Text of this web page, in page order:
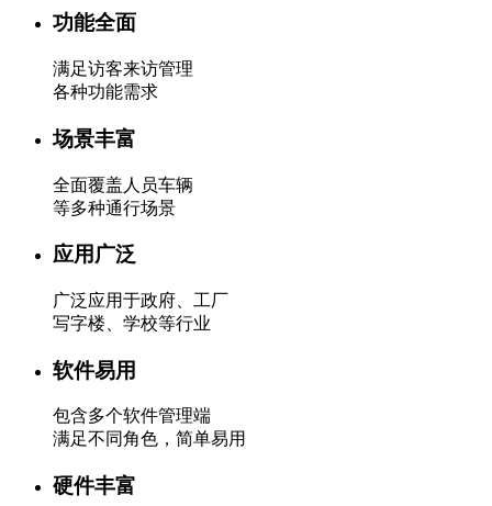
功能全面
满足访客来访管理
各种功能需求
场景丰富
全面覆盖人员车辆
等多种通行场景
应用广泛
广泛应用于政府、工厂
写字楼、学校等行业
软件易用
包含多个软件管理端
满足不同角色，简单易用
硬件丰富